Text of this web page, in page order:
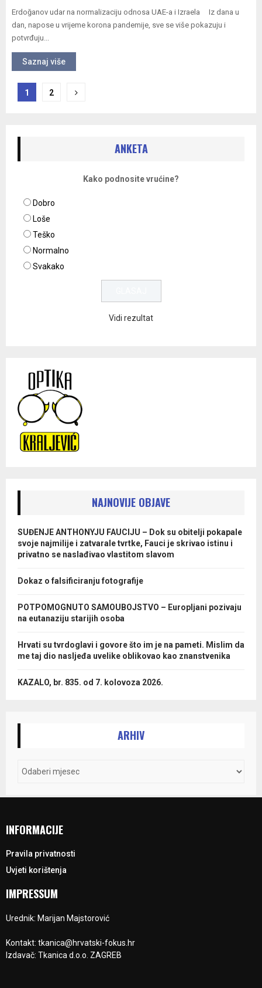
Erdoğanov udar na normalizaciju odnosa UAE-a i Izraela Iz dana u
dan, napose u vrijeme korona pandemije, sve se više pokazuju i
potvrđuju...
Saznaj više
Navigacija
1 2
ANKETA
Kako podnosite vrućine?
Dobro
Loše
Teško
Normalno
Svakako
Vidi rezultat
NAJNOVIJE OBJAVE
SUĐENJE ANTHONYJU FAUCIJU – Dok su obitelji pokapale
svoje najmilije i zatvarale tvrtke, Fauci je skrivao istinu i
privatno se naslađivao vlastitom slavom
Dokaz o falsificiranju fotografije
POTPOMOGNUTO SAMOUBOJSTVO – Europljani pozivaju
na eutanaziju starijih osoba
Hrvati su tvrdoglavi i govore što im je na pameti. Mislim da
me taj dio nasljeđa uvelike oblikovao kao znanstvenika
KAZALO, br. 835. od 7. kolovoza 2026.
ARHIV
INFORMACIJE
Pravila privatnosti
Uvjeti korištenja
IMPRESSUM
Urednik: Marijan Majstorović
Kontakt: tkanica@hrvatski-fokus.hr
Izdavač: Tkanica d.o.o. ZAGREB